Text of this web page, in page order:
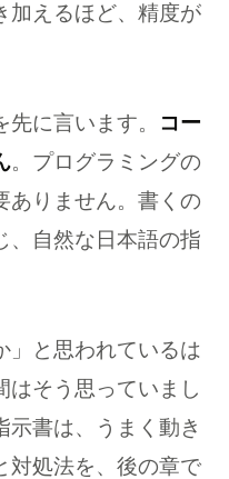
加えるほど、精度が
に言います。 コー
。プログラミングの
ありません。書くの
、自然な日本語の指
」と思われているは
はそう思っていまし
示書は、うまく動き
対処法を、後の章で